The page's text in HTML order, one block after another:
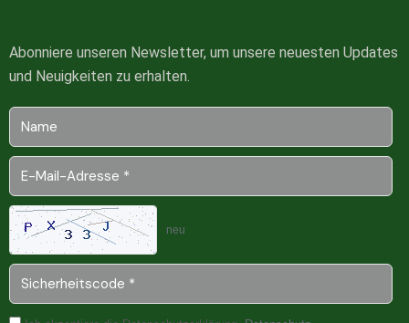
Abonniere unseren Newsletter, um unsere neuesten Updates
und Neuigkeiten zu erhalten.
neu